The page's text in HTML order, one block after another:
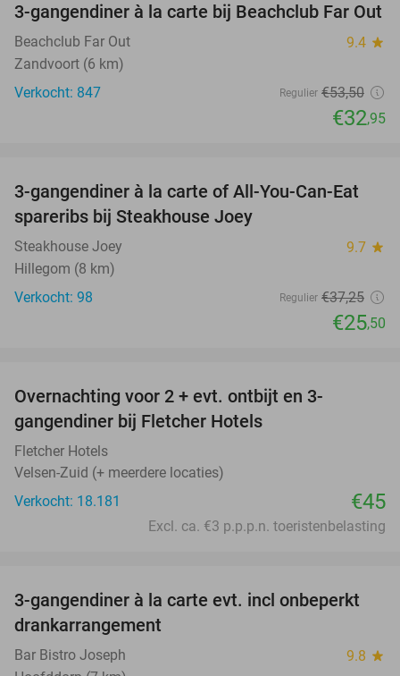
38%
3-gangendiner à la carte bij Beachclub Far Out
Beachclub Far Out 9.4 star
Zandvoort (6 km)
Verkocht: 847
Regulier €53,50
€32,95
32%
3-gangendiner à la carte of All-You-Can-Eat
spareribs bij Steakhouse Joey
Steakhouse Joey 9.7 star
Hillegom (8 km)
Verkocht: 98
Regulier €37,25
€25,50
Overnachting voor 2 + evt. ontbijt en 3-
gangendiner bij Fletcher Hotels
Fletcher Hotels
Velsen-Zuid (+ meerdere locaties)
Verkocht: 18.181
€45
Excl. ca. €3 p.p.p.n. toeristenbelasting
44%
3-gangendiner à la carte evt. incl onbeperkt
drankarrangement
Bar Bistro Joseph 9.8 star